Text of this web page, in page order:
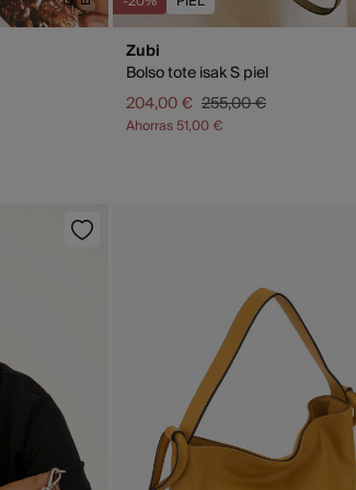
Zubi
Bolso tote isak S piel
204,00 € 255,00 €
Ahorras51,00 €